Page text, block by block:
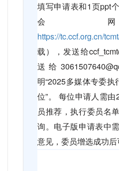
填写申请表和1页ppt
会
https://tc.ccf.org.cn/
载），发送给
送给
明“2025多媒体专委执
位”。 每位申请人需由
员推荐，执行委员名
询。电子版申请表中
意见，委员增选成功后